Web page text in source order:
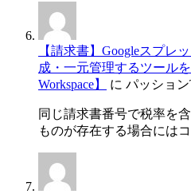
【請求書】Googleスプレ
成・一元管理するツール
Workspace】
に パッショ
同じ請求書番号で税率を
ものが存在する場合には